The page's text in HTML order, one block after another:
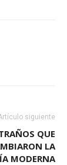
siguiente
QUE
LA
MODERNA